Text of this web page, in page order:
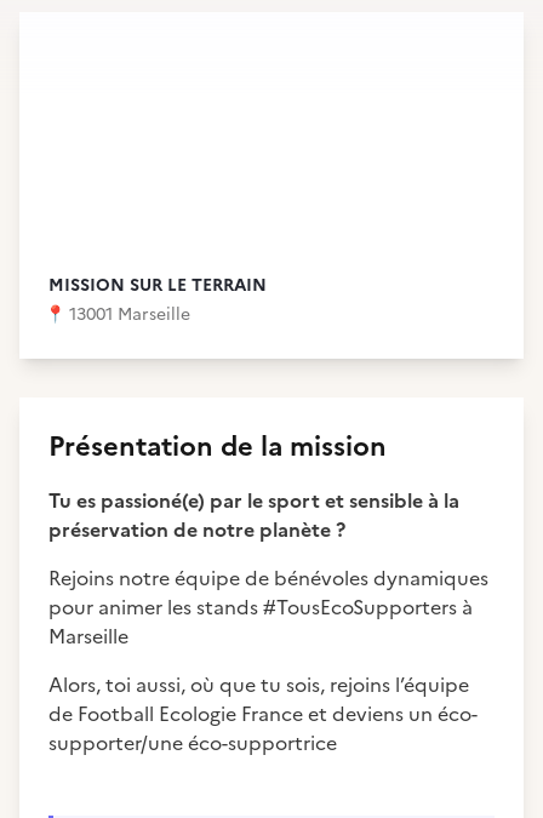
MISSION SUR LE TERRAIN
📍 13001 Marseille
Présentation de la mission
Tu es passioné(e) par le sport et sensible à la
préservation de notre planète ?
Rejoins notre équipe de bénévoles dynamiques
pour animer les stands #TousEcoSupporters à
Marseille
Alors, toi aussi, où que tu sois, rejoins l’équipe
de Football Ecologie France et deviens un éco-
supporter/une éco-supportrice